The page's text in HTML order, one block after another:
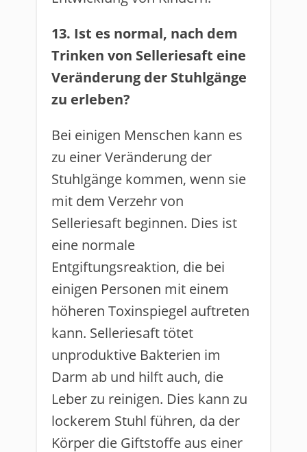
13. Ist es normal, nach dem
Trinken von Selleriesaft eine
Veränderung der Stuhlgänge
zu erleben?
Bei einigen Menschen kann es
zu einer Veränderung der
Stuhlgänge kommen, wenn sie
mit dem Verzehr von
Selleriesaft beginnen. Dies ist
eine normale
Entgiftungsreaktion, die bei
einigen Personen mit einem
höheren Toxinspiegel auftreten
kann. Selleriesaft tötet
unproduktive Bakterien im
Darm ab und hilft auch, die
Leber zu reinigen. Dies kann zu
lockerem Stuhl führen, da der
Körper die Giftstoffe aus einer